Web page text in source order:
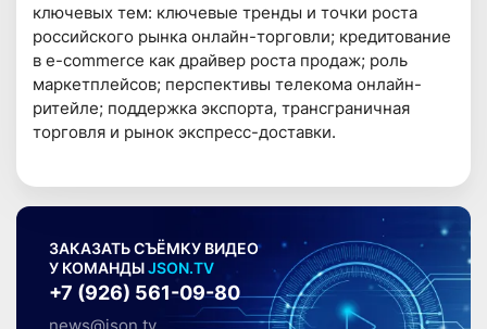
ключевых тем: ключевые тренды и точки роста
российского рынка онлайн-торговли; кредитование
в e-commerce как драйвер роста продаж; роль
маркетплейсов; перспективы телекома онлайн-
ритейле; поддержка экспорта, трансграничная
торговля и рынок экспресс-доставки.
ЗАКАЗАТЬ СЪЁМКУ ВИДЕО
У КОМАНДЫJSON.TV
+7 (926) 561-09-80